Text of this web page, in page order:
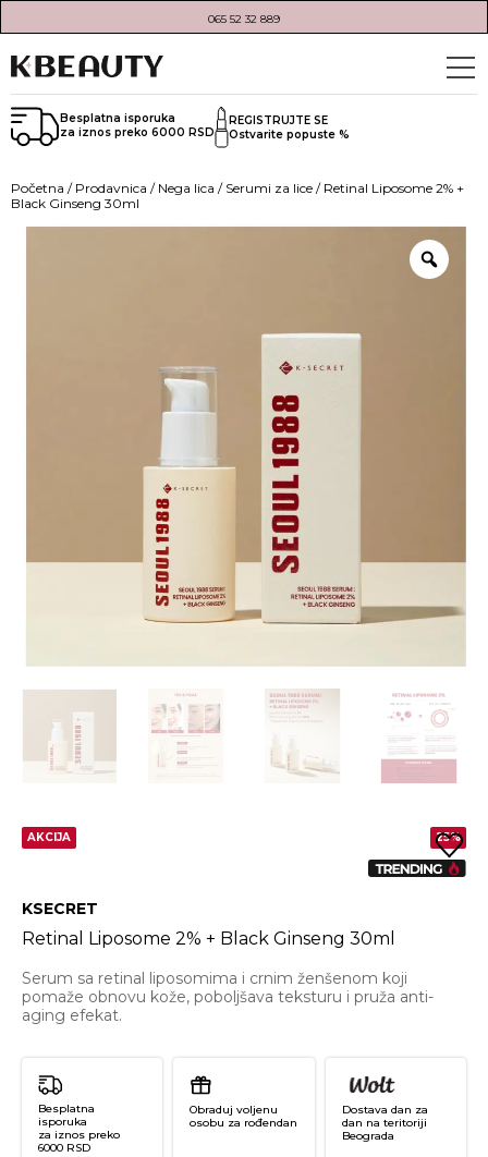
065 52 32 889
Besplatna isporuka
za iznos preko 6000 RSD
REGISTRUJTE SE
Ostvarite popuste %
Početna / Prodavnica / Nega lica / Serumi za lice / Retinal Liposome 2% +
Black Ginseng 30ml
AKCIJA 25%
KSECRET
Retinal Liposome 2% + Black Ginseng 30ml
Serum sa retinal liposomima i crnim ženšenom koji
pomaže obnovu kože, poboljšava teksturu i pruža anti-
aging efekat.
Besplatna
isporuka
za iznos preko
6000 RSD
Obraduj voljenu
osobu za rođendan
Dostava dan za
dan na teritoriji
Beograda